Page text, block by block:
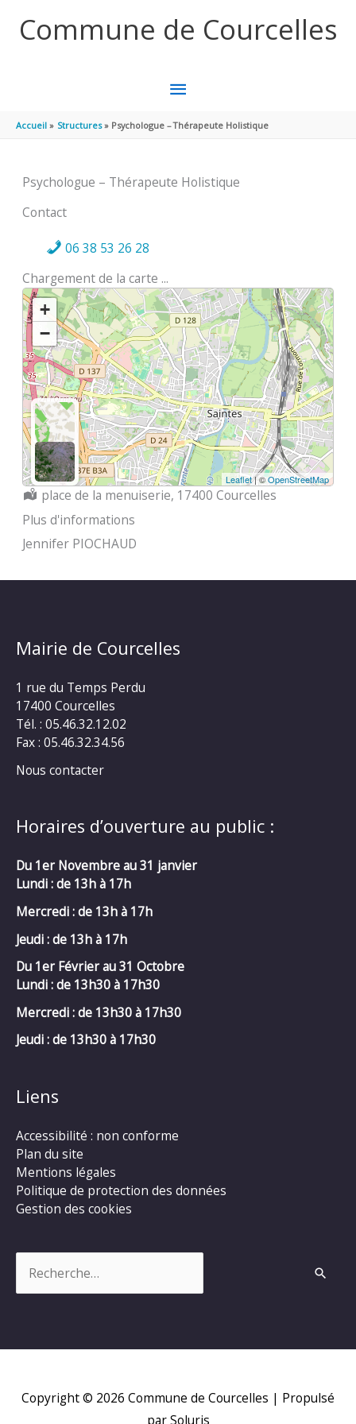
Commune de Courcelles
MENU
PRINCIPAL
Accueil Structures Psychologue – Thérapeute Holistique
Psychologue – Thérapeute Holistique
Contact
06 38 53 26 28
Chargement de la carte ...
+
−
Leaflet| ©OpenStreetMap
Localisation :
place de la menuiserie, 17400 Courcelles
Plus d'informations
Jennifer PIOCHAUD
Mairie de Courcelles
1 rue du Temps Perdu
17400 Courcelles
Tél. : 05.46.32.12.02
Fax : 05.46.32.34.56
Nous contacter
Horaires d’ouverture au public :
Du 1er Novembre au 31 janvier
Lundi : de 13h à 17h
Mercredi :de 13h à 17h
Jeudi : de 13h à 17h
Du 1er Février au 31 Octobre
Lundi : de 13h30 à 17h30
Mercredi :de 13h30 à 17h30
Jeudi : de 13h30 à 17h30
Liens
Accessibilité : non conforme
Plan du site
Mentions légales
Politique de protection des données
Gestion des cookies
Copyright © 2026 Commune de Courcelles | Propulsé
par Soluris